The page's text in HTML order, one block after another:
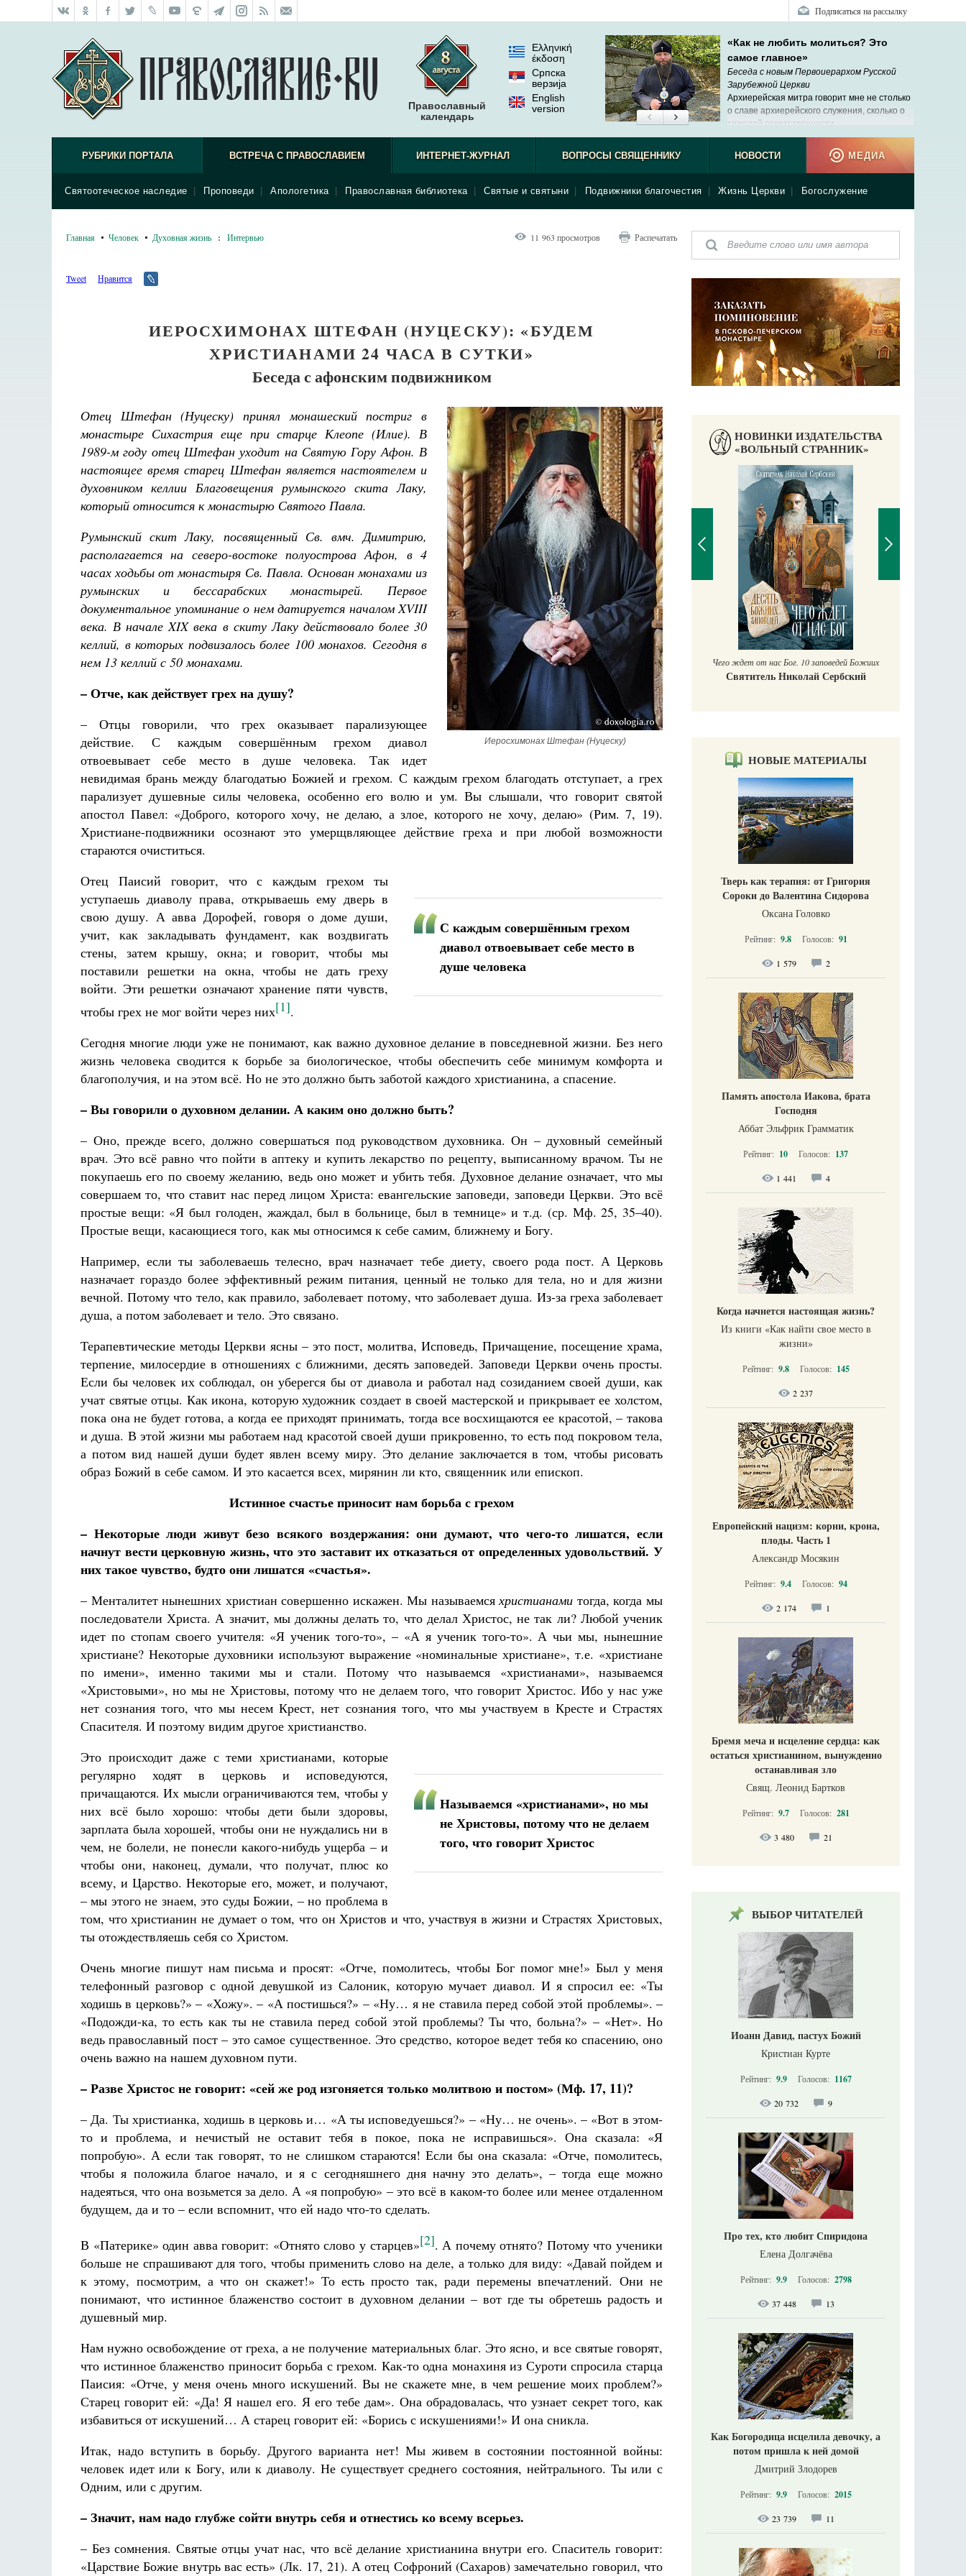
Подписаться на рассылку
Православный
календарь
Ελληνική
έκδοση
Српска
верзиjа
English
version
«Как не любить молиться? Это
самое главное»
Беседа с новым Первоиерархом Русской
Зарубежной Церкви
Архиерейская митра говорит мне не столько
о славе архиерейского служения, сколько о
тяжелой ответственности.
РУБРИКИ ПОРТАЛА ВСТРЕЧА С ПРАВОСЛАВИЕМ
Святоотеческое наследие Проповеди Апологетика Православная библиотека Святые и святыни Подвижники благочестия Жизнь Церкви Богослужение
ИНТЕРНЕТ-ЖУРНАЛ ВОПРОСЫ СВЯЩЕННИКУ НОВОСТИ МЕДИА
Главная Человек Духовная жизнь : Интервью 11 963 просмотров Распечатать
Tweet Нравится
ИЕРОСХИМОНАХ ШТЕФАН (НУЦЕСКУ): «БУДЕМ
ХРИСТИАНАМИ 24 ЧАСА В СУТКИ»
Беседа с афонским подвижником
Иеросхимонах Штефан (Нуцеску)
Отец Штефан (Нуцеску) принял монашеский постриг в
монастыре Сихастрия еще при старце Клеопе (Илие). В
1989-м году отец Штефан уходит на Святую Гору Афон. В
настоящее время старец Штефан является настоятелем и
духовником келлии Благовещения румынского скита Лаку,
который относится к монастырю Святого Павла.
Румынский скит Лаку, посвященный Св. вмч. Димитрию,
располагается на северо-востоке полуострова Афон, в 4
часах ходьбы от монастыря Св. Павла. Основан монахами из
румынских и бессарабских монастырей. Первое
документальное упоминание о нем датируется началом XVIII
века. В начале XIX века в скиту Лаку действовало более 30
келлий, в которых подвизалось более 100 монахов. Сегодня в
нем 13 келлий с 50 монахами.
– Отче, как действует грех на душу?
– Отцы говорили, что грех оказывает парализующее
действие. С каждым совершённым грехом диавол
отвоевывает себе место в душе человека. Так идет
невидимая брань между благодатью Божией и грехом. С каждым грехом благодать отступает, а грех
парализует душевные силы человека, особенно его волю и ум. Вы слышали, что говорит святой
апостол Павел: «Доброго, которого хочу, не делаю, а злое, которого не хочу, делаю» (Рим. 7, 19).
Христиане-подвижники осознают это умерщвляющее действие греха и при любой возможности
стараются очиститься.
С каждым совершённым грехом
диавол отвоевывает себе место в
душе человека
Отец Паисий говорит, что с каждым грехом ты
уступаешь диаволу права, открываешь ему дверь в
свою душу. А авва Дорофей, говоря о доме души,
учит, как закладывать фундамент, как воздвигать
стены, затем крышу, окна; и говорит, чтобы мы
поставили решетки на окна, чтобы не дать греху
войти. Эти решетки означают хранение пяти чувств,
чтобы грех не мог войти через них[1].
Сегодня многие люди уже не понимают, как важно духовное делание в повседневной жизни. Без него
жизнь человека сводится к борьбе за биологическое, чтобы обеспечить себе минимум комфорта и
благополучия, и на этом всё. Но не это должно быть заботой каждого христианина, а спасение.
– Вы говорили о духовном делании. А каким оно должно быть?
– Оно, прежде всего, должно совершаться под руководством духовника. Он – духовный семейный
врач. Это всё равно что пойти в аптеку и купить лекарство по рецепту, выписанному врачом. Ты не
покупаешь его по своему желанию, ведь оно может и убить тебя. Духовное делание означает, что мы
совершаем то, что ставит нас перед лицом Христа: евангельские заповеди, заповеди Церкви. Это всё
простые вещи: «Я был голоден, жаждал, был в больнице, был в темнице» и т.д. (ср. Мф. 25, 35–40).
Простые вещи, касающиеся того, как мы относимся к себе самим, ближнему и Богу.
Например, если ты заболеваешь телесно, врач назначает тебе диету, своего рода пост. А Церковь
назначает гораздо более эффективный режим питания, ценный не только для тела, но и для жизни
вечной. Потому что тело, как правило, заболевает потому, что заболевает душа. Из-за греха заболевает
душа, а потом заболевает и тело. Это связано.
Терапевтические методы Церкви ясны – это пост, молитва, Исповедь, Причащение, посещение храма,
терпение, милосердие в отношениях с ближними, десять заповедей. Заповеди Церкви очень просты.
Если бы человек их соблюдал, он уберегся бы от диавола и работал над созиданием своей души, как
учат святые отцы. Как икона, которую художник создает в своей мастерской и прикрывает ее холстом,
пока она не будет готова, а когда ее приходят принимать, тогда все восхищаются ее красотой, – такова
и душа. В этой жизни мы работаем над красотой своей души прикровенно, то есть под покровом тела,
а потом вид нашей души будет явлен всему миру. Это делание заключается в том, чтобы рисовать
образ Божий в себе самом. И это касается всех, мирянин ли кто, священник или епископ.
Истинное счастье приносит нам борьба с грехом
– Некоторые люди живут безо всякого воздержания: они думают, что чего-то лишатся, если
начнут вести церковную жизнь, что это заставит их отказаться от определенных удовольствий. У
них такое чувство, будто они лишатся «счастья».
– Менталитет нынешних христиан совершенно искажен. Мы называемсяхристианами тогда, когда мы
последователи Христа. А значит, мы должны делать то, что делал Христос, не так ли? Любой ученик
идет по стопам своего учителя: «Я ученик того-то», – «А я ученик того-то». А чьи мы, нынешние
христиане? Некоторые духовники используют выражение «номинальные христиане», т.е. «христиане
по имени», именно такими мы и стали. Потому что называемся «христианами», называемся
«Христовыми», но мы не Христовы, потому что не делаем того, что говорит Христос. Ибо у нас уже
нет сознания того, что мы несем Крест, нет сознания того, что мы участвуем в Кресте и Страстях
Спасителя. И поэтому видим другое христианство.
Называемся «христианами», но мы
не Христовы, потому что не делаем
того, что говорит Христос
Это происходит даже с теми христианами, которые
регулярно ходят в церковь и исповедуются,
причащаются. Их мысли ограничиваются тем, чтобы у
них всё было хорошо: чтобы дети были здоровы,
зарплата была хорошей, чтобы они не нуждались ни в
чем, не болели, не понесли какого-нибудь ущерба – и
чтобы они, наконец, думали, что получат, плюс ко
всему, и Царство. Некоторые его, может, и получают,
– мы этого не знаем, это суды Божии, – но проблема в
том, что христианин не думает о том, что он Христов и что, участвуя в жизни и Страстях Христовых,
ты отождествляешь себя со Христом.
Очень многие пишут нам письма и просят: «Отче, помолитесь, чтобы Бог помог мне!» Был у меня
телефонный разговор с одной девушкой из Салоник, которую мучает диавол. И я спросил ее: «Ты
ходишь в церковь?» – «Хожу». – «А постишься?» – «Ну… я не ставила перед собой этой проблемы». –
«Подожди-ка, то есть как ты не ставила перед собой этой проблемы? Ты что, больна?» – «Нет». Но
ведь православный пост – это самое существенное. Это средство, которое ведет тебя ко спасению, оно
очень важно на нашем духовном пути.
– Разве Христос не говорит: «сей же род изгоняется только молитвою и постом» (Мф. 17, 11)?
– Да. Ты христианка, ходишь в церковь и… «А ты исповедуешься?» – «Ну… не очень». – «Вот в этом-
то и проблема, и нечистый не оставит тебя в покое, пока не исправишься». Она сказала: «Я
попробую». А если так говорят, то не слишком стараются! Если бы она сказала: «Отче, помолитесь,
чтобы я положила благое начало, и я с сегодняшнего дня начну это делать», – тогда еще можно
надеяться, что она возьмется за дело. А «я попробую» – это всё в каком-то более или менее отдаленном
будущем, да и то – если вспомнит, что ей надо что-то сделать.
В «Патерике» один авва говорит: «Отнято слово у старцев»[2]. А почему отнято? Потому что ученики
больше не спрашивают для того, чтобы применить слово на деле, а только для виду: «Давай пойдем и
к этому, посмотрим, а что он скажет!» То есть просто так, ради перемены впечатлений. Они не
понимают, что истинное блаженство состоит в духовном делании – вот где ты обретешь радость и
душевный мир.
Нам нужно освобождение от греха, а не получение материальных благ. Это ясно, и все святые говорят,
что истинное блаженство приносит борьба с грехом. Как-то одна монахиня из Суроти спросила старца
Паисия: «Отче, у меня очень много искушений. Вы не скажете мне, в чем решение моих проблем?»
Старец говорит ей: «Да! Я нашел его. Я его тебе дам». Она обрадовалась, что узнает секрет того, как
избавиться от искушений… А старец говорит ей: «Борись с искушениями!» И она сникла.
Итак, надо вступить в борьбу. Другого варианта нет! Мы живем в состоянии постоянной войны:
человек идет или к Богу, или к диаволу. Не существует среднего состояния, нейтрального. Ты или с
Одним, или с другим.
– Значит, нам надо глубже сойти внутрь себя и отнестись ко всему всерьез.
– Без сомнения. Святые отцы учат нас, что всё делание христианина внутри его. Спаситель говорит:
«Царствие Божие внутрь вас есть» (Лк. 17, 21). А отец Софроний (Сахаров) замечательно говорил, что
НОВИНКИ ИЗДАТЕЛЬСТВА
«ВОЛЬНЫЙ СТРАННИК»
Разлуки не будет
Фредерика де Грааф
Великомученик Георгий Победоносец. Научись у
святого
Роман Котов Чего ждет от нас Бог. 10 заповедей Божиих
Святитель Николай Сербский
НОВЫЕ МАТЕРИАЛЫ
Тверь как терапия: от Григория
Сороки до Валентина Сидорова
Оксана Головко
Рейтинг: 9.8 Голосов: 91
1 579 2
Память апостола Иакова, брата
Господня
Аббат Эльфрик Грамматик
Рейтинг: 10 Голосов: 137
1 441 4
Когда начнется настоящая жизнь?
Из книги «Как найти свое место в
жизни​»
Рейтинг: 9.8 Голосов: 145
2 237
Европейский нацизм: корни, крона,
плоды. Часть 1
Александр Мосякин
Рейтинг: 9.4 Голосов: 94
2 174 1
Бремя меча и исцеление сердца: как
остаться христианином, вынужденно
останавливая зло
Свящ. Леонид Бартков
Рейтинг: 9.7 Голосов: 281
3 480 21
ВЫБОР ЧИТАТЕЛЕЙ
Иоанн Давид, пастух Божий
Кристиан Курте
Рейтинг: 9.9 Голосов: 1167
20 732 9
Про тех, кто любит Спиридона
Елена Долгачёва
Рейтинг: 9.9 Голосов: 2798
37 448 13
Как Богородица исцелила девочку, а
потом пришла к ней домой
Дмитрий Злодорев
Рейтинг: 9.9 Голосов: 2015
23 739 11